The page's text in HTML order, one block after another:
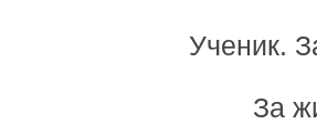
Ученик.
За